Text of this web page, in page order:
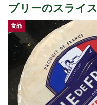
ブリーのスライス
食品